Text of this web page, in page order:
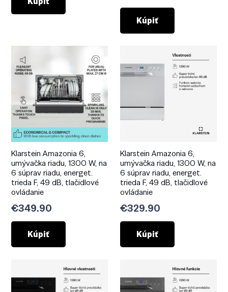
Kúpiť
Klarstein Amazonia 6,
umývačka riadu, 1300 W, na
6 súprav riadu, energet.
trieda F, 49 dB, tlačidlové
ovládanie
€349.90
Kúpiť
Klarstein Amazonia 6,
umývačka riadu, 1300 W, na
6 súprav riadu, energet.
trieda F, 49 dB, tlačidlové
ovládanie
€329.90
Kúpiť